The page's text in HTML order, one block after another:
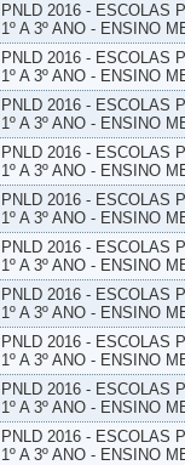
PNLD 2016 - ESCOLAS
1º A 3º ANO - ENSINO
PNLD 2016 - ESCOLAS
1º A 3º ANO - ENSINO
PNLD 2016 - ESCOLAS
1º A 3º ANO - ENSINO
PNLD 2016 - ESCOLAS
1º A 3º ANO - ENSINO
PNLD 2016 - ESCOLAS
1º A 3º ANO - ENSINO
PNLD 2016 - ESCOLAS
1º A 3º ANO - ENSINO
PNLD 2016 - ESCOLAS
1º A 3º ANO - ENSINO
PNLD 2016 - ESCOLAS
1º A 3º ANO - ENSINO
PNLD 2016 - ESCOLAS
1º A 3º ANO - ENSINO
PNLD 2016 - ESCOLAS
1º A 3º ANO - ENSINO